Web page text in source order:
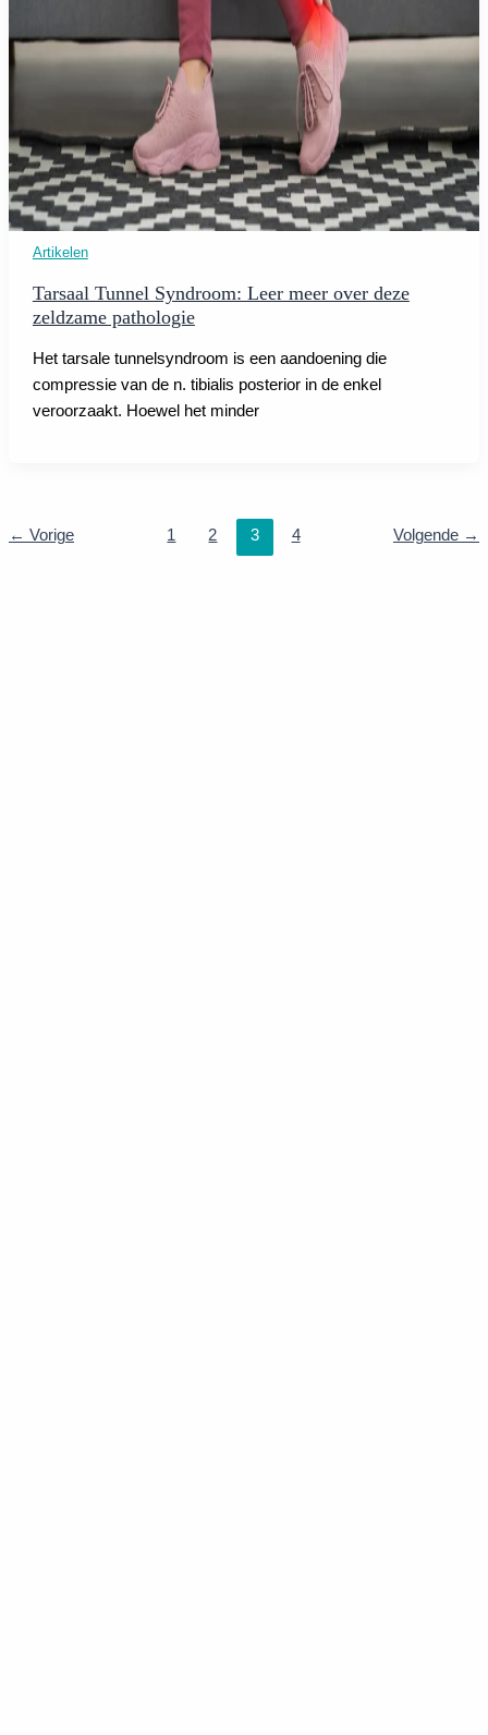
Artikelen
Tarsaal Tunnel Syndroom: Leer meer over deze
zeldzame pathologie
Het tarsale tunnelsyndroom is een aandoening die
compressie van de n. tibialis posterior in de enkel
veroorzaakt. Hoewel het minder
← Vorige 1 2 3 4 Volgende →